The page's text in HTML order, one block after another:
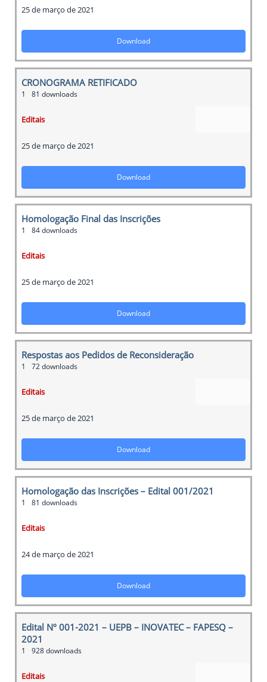
25 de março de 2021
Download
CRONOGRAMA RETIFICADO
1 81 downloads
Editais
25 de março de 2021
Download
Homologação Final das Inscrições
1 84 downloads
Editais
25 de março de 2021
Download
Respostas aos Pedidos de Reconsideração
1 72 downloads
Editais
25 de março de 2021
Download
Homologação das Inscrições – Edital 001/2021
1 81 downloads
Editais
24 de março de 2021
Download
Edital Nº 001-2021 – UEPB – INOVATEC – FAPESQ –
2021
1 928 downloads
Editais